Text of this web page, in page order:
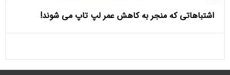
اشتباهاتی که منجر به کاهش عمر لپ تاپ می ‌شوند!